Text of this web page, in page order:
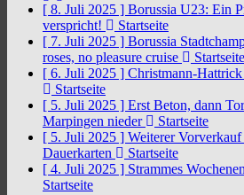
[ 8. Juli 2025 ] Borussia U23: Ein
verspricht!
Startseite
[ 7. Juli 2025 ] Borussia
roses, no pleasure cruise
Startseite
[ 6. Juli 2025 ] Christmann-
Startseite
[ 5. Juli 2025 ] Erst Beton, dann
Marpingen nieder
Startseite
[ 5. Juli 2025 ] Weiterer
Dauerkarten
Startseite
[ 4. Juli 2025 ] Strammes
Startseite